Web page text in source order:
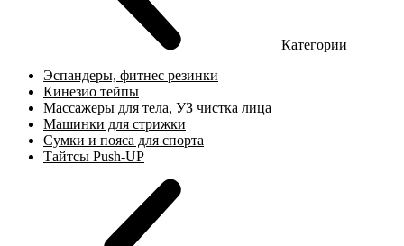
Категории
Эспандеры, фитнес резинки
Кинезио тейпы
Массажеры для тела, УЗ чистка лица
Машинки для стрижки
Сумки и пояса для спорта
Тайтсы Push-UP